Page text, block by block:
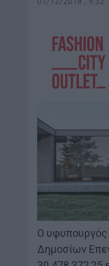
Ο υφυπουργός
Δημοσίων